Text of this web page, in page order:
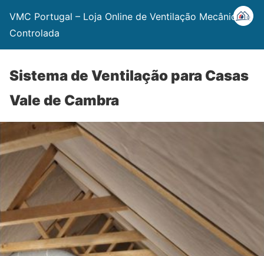
VMC Portugal – Loja Online de Ventilação Mecânica
Controlada
Sistema de Ventilação para Casas
Vale de Cambra